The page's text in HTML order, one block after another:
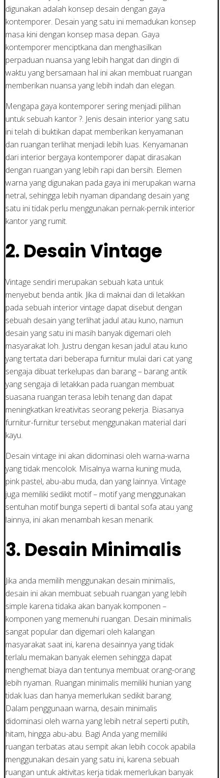
digunakan adalah konsep desain dengan gaya
kontemporer. Desain yang satu ini memadukan konsep
masa kini dengan konsep masa depan. Gaya
kontemporer menciptkana dan menghasilkan
perpaduan nuansa yang lebih hangat dan dingin di
waktu yang bersamaan hal ini akan membuat ruangan
memberikan nuansa yang lebih indah dan elegan.
Mengapa gaya kontemporer sering menjadi pilihan
untuk sebuah kantor ?. Jenis desain interior yang satu
ini telah di buktikan dapat memberikan kenyamanan
dan ruangan terlihat menjadi lebih luas. Kenyamanan
dari interior bergaya kontemporer dapat dirasakan
dengan ruangan yang lebih rapi dan bersih. Elemen
warna yang digunakan pada gaya ini merupakan warna
netral, sehingga lebih nyaman dipandang desain yang
satu ini tidak perlu menggunakan pernak-pernik interior
kantor yang rumit.
2. Desain Vintage
Vintage sendiri merupakan sebuah kata untuk
menyebut benda antik. Jika di maknai dan di letakkan
pada sebuah interior vintage dapat disebut dengan
sebuah desain yang terlihat jadul atau kuno, namun
desain yang satu ini masih banyak digemari oleh
masyarakat loh. Justru dengan kesan jadul atau kuno
yang tertata dari beberapa furnitur mulai dari cat yang
sengaja dibuat terkelupas dan barang – barang antik
yang sengaja di letakkan pada ruangan membuat
suasana ruangan terasa lebih tenang dan dapat
meningkatkan kreativitas seorang pekerja. Biasanya
furnitur-furnitur tersebut menggunakan material dari
kayu.
Desain vintage ini akan didominasi oleh warna-warna
yang tidak mencolok. Misalnya warna kuning muda,
pink pastel, abu-abu muda, dan yang lainnya. Vintage
juga memiliki sedikit motif – motif yang menggunakan
sentuhan motif bunga seperti di bantal sofa atau yang
lainnya, ini akan menambah kesan menarik.
3. Desain Minimalis
Jika anda memilih menggunakan desain minimalis,
desain ini akan membuat sebuah ruangan yang lebih
simple karena tidaka akan banyak komponen –
komponen yang memenuhi ruangan. Desain minimalis
sangat popular dan digemari oleh kalangan
masyarakat saat ini, karena desainnya yang tidak
terlalu memakan banyak elemen sehingga dapat
menghemat biaya dan tentunya membuat orang-orang
lebih nyaman. Ruangan minimalis memiliki hunian yang
tidak luas dan hanya memerlukan sedikit barang.
Dalam penggunaan warna, desain minimalis
didominasi oleh warna yang lebih netral seperti putih,
hitam, hingga abu-abu. Bagi Anda yang memiliki
ruangan terbatas atau sempit akan lebih cocok apabila
menggunakan desain yang satu ini, karena sebuah
ruangan untuk aktivitas kerja tidak memerlukan banyak